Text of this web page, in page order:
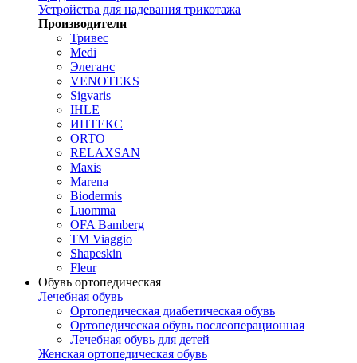
Устройства для надевания трикотажа
Производители
Тривес
Medi
Элеганс
VENOTEKS
Sigvaris
IHLE
ИНТЕКС
ORTO
RELAXSAN
Maxis
Marena
Biodermis
Luomma
OFA Bamberg
TM Viaggio
Shapeskin
Fleur
Обувь ортопедическая
Лечебная обувь
Ортопедическая диабетическая обувь
Ортопедическая обувь послеоперационная
Лечебная обувь для детей
Женская ортопедическая обувь